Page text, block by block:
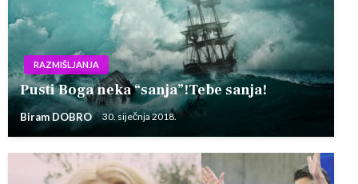
RAZMIŠLJANJA
Pusti Boga neka “sanja”!Tebe sanja!
Biram DOBRO 30. siječnja 2018.